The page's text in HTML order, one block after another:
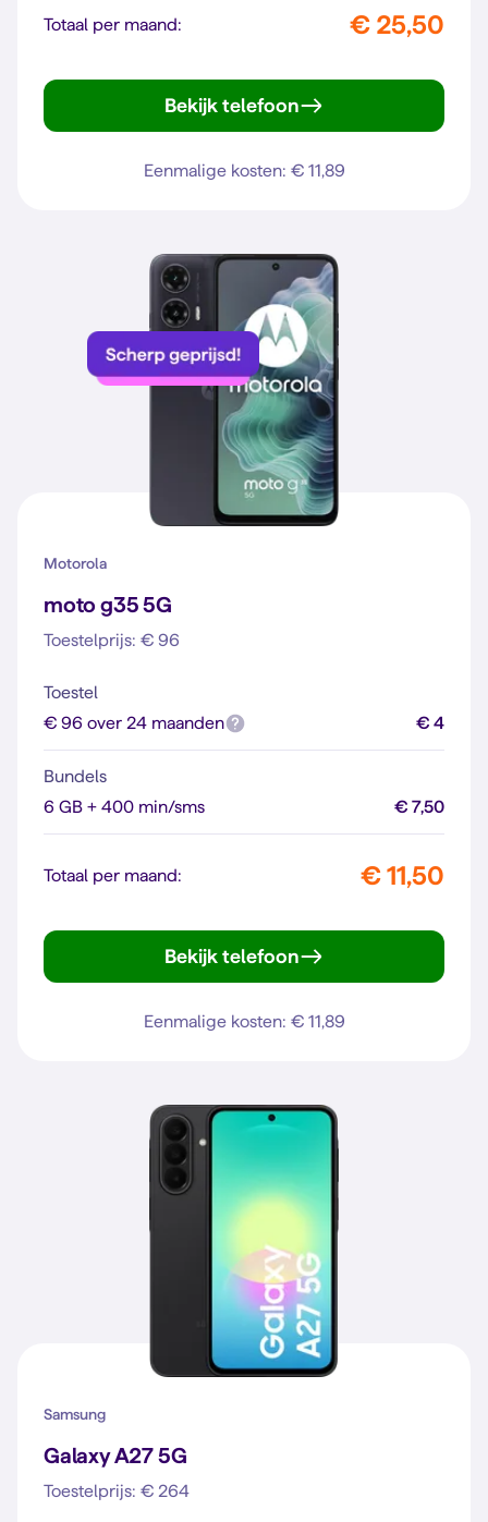
Totaal per maand: € 25,50
Bekijk telefoon
Eenmalige kosten: € 11,89
Motorola
moto g35 5G
Toestelprijs: € 96
Toestel
€ 96 over 24 maanden
€ 4
Bundels
6 GB + 400 min/sms
€ 7,50
Totaal per maand: € 11,50
Bekijk telefoon
Eenmalige kosten: € 11,89
Samsung
Galaxy A27 5G
Toestelprijs: € 264